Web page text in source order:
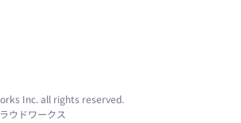
Inc. all rights reserved.
ウドワークス